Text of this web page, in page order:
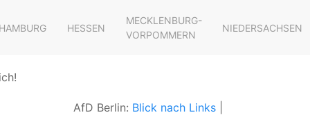
HESSEN
MECKLENBURG-
VORPOMMERN
NIEDERSACHSEN
AfD Berlin: Blick nach Links